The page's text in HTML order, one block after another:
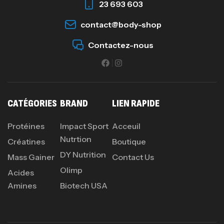
23 693 603
contact@body-shop
Contactez-nous
CATÉGORIES
Protéines
Créatines
Mass Gainer
Acides
Amines
BRAND
Impact Sport
Nutrtion
DY Nutrition
Olimp
Biotech USA
LIEN RAPIDE
Acceuil
Boutique
Contact Us